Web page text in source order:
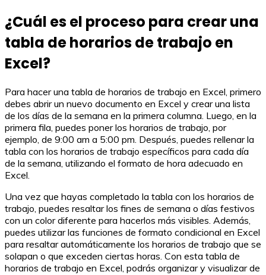
¿Cuál es el proceso para crear una
tabla de horarios de trabajo en
Excel?
Para hacer una tabla de horarios de trabajo en Excel, primero
debes abrir un nuevo documento en Excel y crear una lista
de los días de la semana en la primera columna. Luego, en la
primera fila, puedes poner los horarios de trabajo, por
ejemplo, de 9:00 am a 5:00 pm. Después, puedes rellenar la
tabla con los horarios de trabajo específicos para cada día
de la semana, utilizando el formato de hora adecuado en
Excel.
Una vez que hayas completado la tabla con los horarios de
trabajo, puedes resaltar los fines de semana o días festivos
con un color diferente para hacerlos más visibles. Además,
puedes utilizar las funciones de formato condicional en Excel
para resaltar automáticamente los horarios de trabajo que se
solapan o que exceden ciertas horas. Con esta tabla de
horarios de trabajo en Excel, podrás organizar y visualizar de